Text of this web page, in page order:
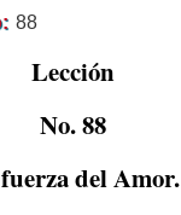
88
Lección
No. 88
del Amor.